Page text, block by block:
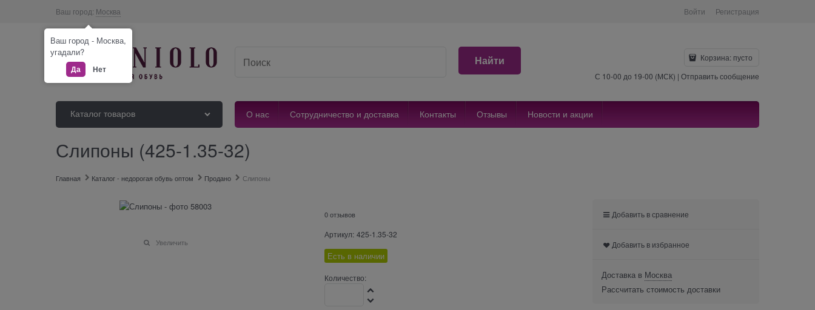
Ваш город: Москва Войти Регистрация
Найти Корзина: пусто
С 10-00 до 19-00 (МСК) | Отправить сообщение
Каталог товаров О нас Сотрудничество и доставка Контакты Отзывы Новости и акции
Слипоны (425-1.35-32)
Главная Каталог - недорогая обувь оптом Продано Слипоны
Увеличить
0 отзывов
Артикул: 425-1.35-32
Есть в наличии
Количество:
Добавить в сравнение
Добавить в избранное
Доставка в Москва
Рассчитать стоимость доставки
Ваш город - Москва,
угадали?
Да Нет